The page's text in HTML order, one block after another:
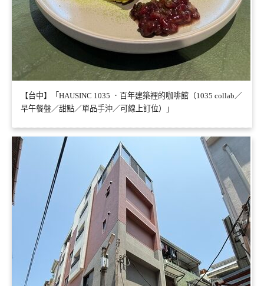
【台中】「HAUSINC 1035 ．百年建築裡的咖啡館（1035 collab／
早午餐盤／甜點／單品手沖／可線上訂位）」